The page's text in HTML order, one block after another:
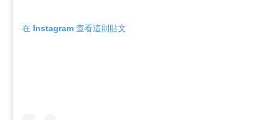
在 Instagram 查看這則貼文